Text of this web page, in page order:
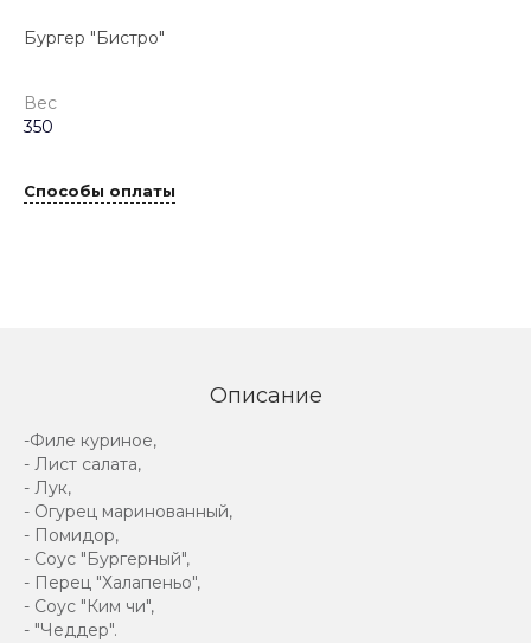
Бургер "Бистро"
Вес
350
Способы оплаты
Описание
-Филе куриное,
- Лист салата,
- Лук,
- Огурец маринованный,
- Помидор,
- Соус "Бургерный",
- Перец "Халапеньо",
- Соус "Ким чи",
- "Чеддер".